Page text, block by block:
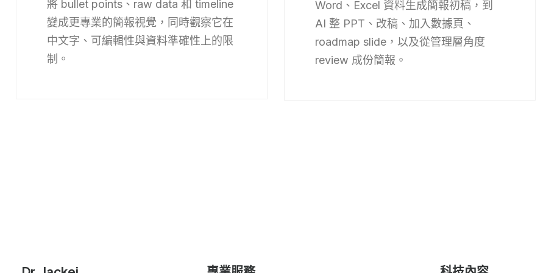
將 bullet points、raw data 和 timeline
變成更專業的簡報視覺，同時觀察它在
中文字、可編輯性與資料準確性上的限
制。
Word、Excel 資料生成簡報初稿，到
AI 整 PPT、改稿、加入數據頁、
roadmap slide，以及從管理層角度
review 成份簡報。